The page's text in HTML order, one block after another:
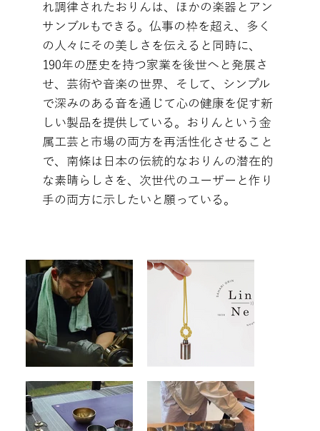
れ調律されたおりんは、ほかの楽器とアン
サンブルもできる。仏事の枠を超え、多く
の人々にその美しさを伝えると同時に、
190年の歴史を持つ家業を後世へと発展さ
せ、芸術や音楽の世界、そして、シンプル
で深みのある音を通じて心の健康を促す新
しい製品を提供している。おりんという金
属工芸と市場の両方を再活性化させること
で、南條は日本の伝統的なおりんの潜在的
な素晴らしさを、次世代のユーザーと作り
手の両方に示したいと願っている。